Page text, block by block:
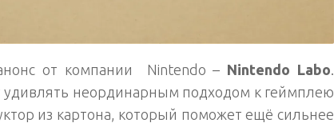
от компании Nintendo – Nintendo Labo.
удивлять неординарным подходом к геймплею
из картона, который поможет ещё сильнее